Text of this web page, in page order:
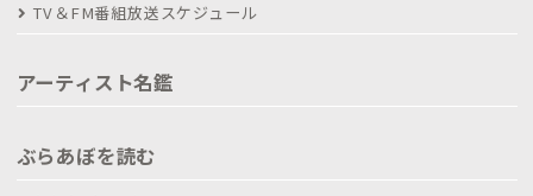
TV＆FM番組放送スケジュール
アーティスト名鑑
ぶらあぼを読む